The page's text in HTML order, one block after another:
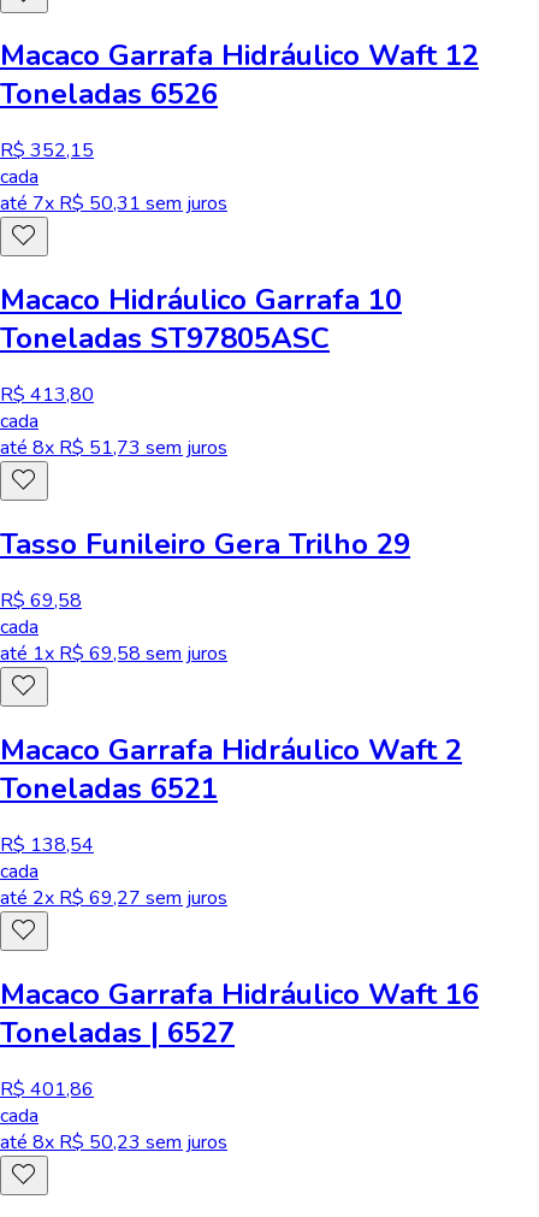
Macaco Garrafa Hidráulico Waft 12
Toneladas 6526
R$ 352,15
cada
até 7x R$ 50,31 sem juros
Macaco Hidráulico Garrafa 10
Toneladas ST97805ASC
R$ 413,80
cada
até 8x R$ 51,73 sem juros
Tasso Funileiro Gera Trilho 29
R$ 69,58
cada
até 1x R$ 69,58 sem juros
Macaco Garrafa Hidráulico Waft 2
Toneladas 6521
R$ 138,54
cada
até 2x R$ 69,27 sem juros
Macaco Garrafa Hidráulico Waft 16
Toneladas | 6527
R$ 401,86
cada
até 8x R$ 50,23 sem juros